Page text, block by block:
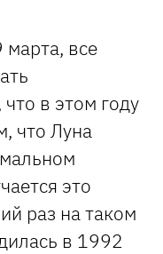
все
в этом году
что Луна
это
раз на таком
в 1992